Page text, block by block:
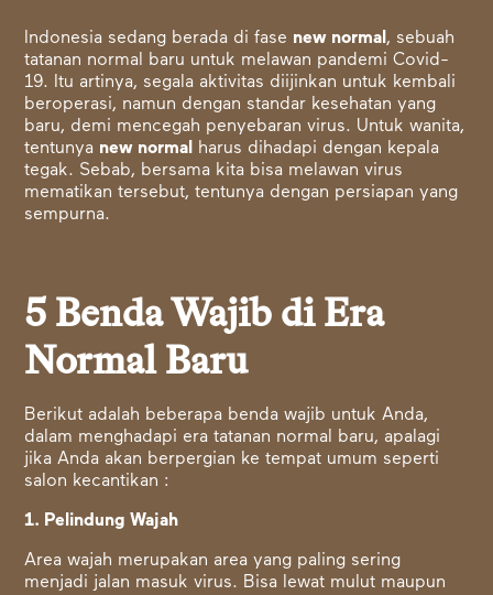
Indonesia sedang berada di fase new normal , sebuah
tatanan normal baru untuk melawan pandemi Covid-
19. Itu artinya, segala aktivitas diijinkan untuk kembali
beroperasi, namun dengan standar kesehatan yang
baru, demi mencegah penyebaran virus. Untuk wanita,
tentunya new normal
harus dihadapi dengan kepala
tegak. Sebab, bersama kita bisa melawan virus
mematikan tersebut, tentunya dengan persiapan yang
sempurna.
5 Benda Wajib di Era
Normal Baru
Berikut adalah beberapa benda wajib untuk Anda,
dalam menghadapi era tatanan normal baru, apalagi
jika Anda akan berpergian ke tempat umum seperti
salon kecantikan :
1. Pelindung Wajah
Area wajah merupakan area yang paling sering
menjadi jalan masuk virus. Bisa lewat mulut maupun